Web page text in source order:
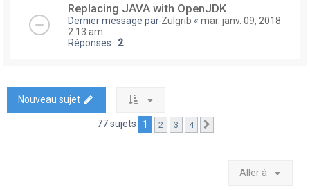
Replacing JAVA with OpenJDK
Dernier message par Zulgrib « mar. janv. 09, 2018
2:13 am
Réponses : 2
Nouveau sujet
77 sujets 1 2 3 4
Aller à